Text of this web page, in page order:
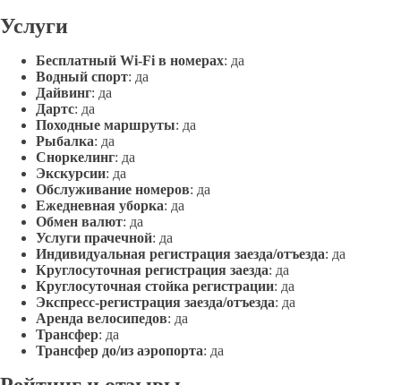
Услуги
Бесплатный Wi-Fi в номерах: да
Водный спорт: да
Дайвинг: да
Дартс: да
Походные маршруты: да
Рыбалка: да
Сноркелинг: да
Экскурсии: да
Обслуживание номеров: да
Ежедневная уборка: да
Обмен валют: да
Услуги прачечной: да
Индивидуальная регистрация заезда/отъезда: да
Круглосуточная регистрация заезда: да
Круглосуточная стойка регистрации: да
Экспресс-регистрация заезда/отъезда: да
Аренда велосипедов: да
Трансфер: да
Трансфер до/из аэропорта: да